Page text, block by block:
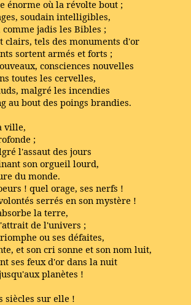
énorme où la révolte bout ;
soudain intelligibles,
jadis les Bibles ;
clairs, tels des monuments d'or
sortent armés et forts ;
consciences nouvelles
toutes les cervelles,
malgré les incendies
au bout des poings brandies.
ville,
;
l'assaut des jours
son orgueil lourd,
du monde.
! quel orage, ses nerfs !
serrés en son mystère !
la terre,
de l'univers ;
ou ses défaites,
et son cri sonne et son nom luit,
ses feux d'or dans la nuit
planètes !
siècles sur elle !